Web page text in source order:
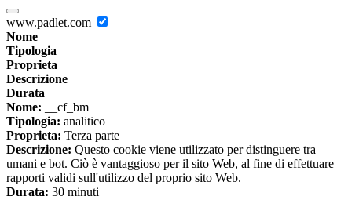
www.padlet.com
Nome
Tipologia
Proprieta
Descrizione
Durata
Nome: __cf_bm
Tipologia: analitico
Proprieta: Terza parte
Descrizione: Questo cookie viene utilizzato per distinguere tra
umani e bot. Ciò è vantaggioso per il sito Web, al fine di effettuare
rapporti validi sull'utilizzo del proprio sito Web.
Durata: 30 minuti